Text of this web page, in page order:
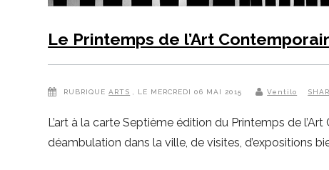
Le Printemps de l’Art
RUBRIQUE ARTS , LE MERCREDI 06 MAI 2015 Ventilo
L’art à la carte Septième édition du Printemps de
déambulation dans la ville, de visites, d’expositions